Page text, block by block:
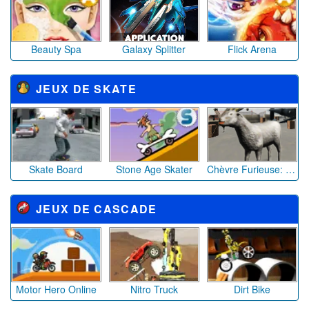
Beauty Spa Galaxy Splitter Flick Arena
JEUX DE SKATE
Skate Board Stone Age Skater Chèvre Furieuse: Carnage Animal Sauvage 2020
JEUX DE CASCADE
Motor Hero Online Nitro Truck Dirt Bike